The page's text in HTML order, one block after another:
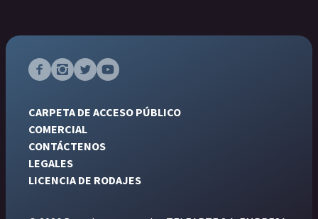
CARPETA DE ACCESO PÚBLICO
COMERCIAL
CONTÁCTENOS
LEGALES
LICENCIA DE RODAJES